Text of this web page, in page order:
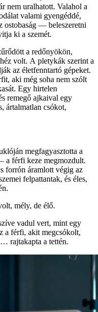
nem uralhatott. Valahol a
valami gyengéddé,
ostobaság — beleszeretni
ki a szemét.
a redőnyökön,
volt. A pletykák szerint a
az életfenntartó gépeket.
aki még soha nem szólt
Egy hirtelen
remegő ajkaival egy
ártalmatlan csókot,
megfagyasztotta a
a férfi keze megmozdult.
forrón áramlott végig az
felpattantak, és éles,
mély, de élő.
vadul vert, mint egy
a férfi, akit megcsókolt,
rajtakapta a tettén.